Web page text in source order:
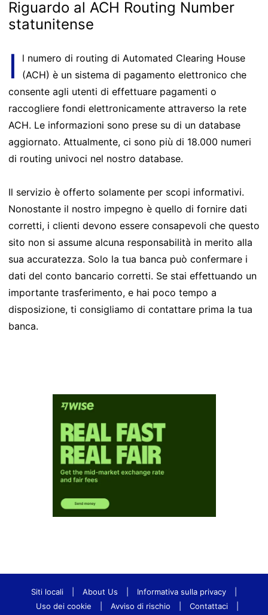
Riguardo al ACH Routing Number
statunitense
I
l numero di routing di Automated Clearing House
(ACH) è un sistema di pagamento elettronico che
consente agli utenti di effettuare pagamenti o
raccogliere fondi elettronicamente attraverso la rete
ACH. Le informazioni sono prese su di un database
aggiornato. Attualmente, ci sono più di 18.000 numeri
di routing univoci nel nostro database.
Il servizio è offerto solamente per scopi informativi.
Nonostante il nostro impegno è quello di fornire dati
corretti, i clienti devono essere consapevoli che questo
sito non si assume alcuna responsabilità in merito alla
sua accuratezza. Solo la tua banca può confermare i
dati del conto bancario corretti. Se stai effettuando un
importante trasferimento, e hai poco tempo a
disposizione, ti consigliamo di contattare prima la tua
banca.
Siti locali About Us Informativa sulla privacy
Uso dei cookie
Avviso di rischio Contattaci